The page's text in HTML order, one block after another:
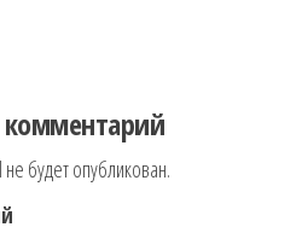
по записям
будет опубликован.